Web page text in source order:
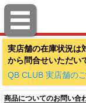
実店舗の在庫状況は
から問合せいただい
QB CLUB 実店舗の
商品についてのお問い合
ファナティクス（
アウトドアキャッ
スポルディング（
ミッチェル＆ネス